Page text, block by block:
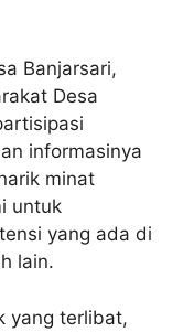
Banjarsari,
Desa
informasinya
minat
untuk
yang ada di
lain.
yang terlibat,